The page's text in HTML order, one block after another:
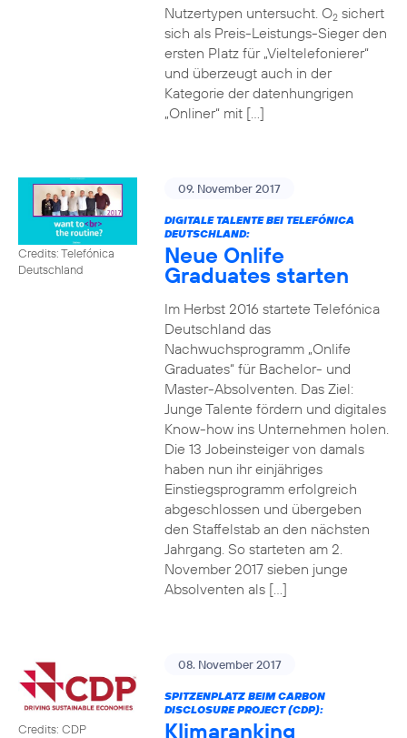
Nutzertypen untersucht. O2sichert
sich als Preis-Leistungs-Sieger den
ersten Platz für „Vieltelefonierer“
und überzeugt auch in der
Kategorie der datenhungrigen
„Onliner“ mit […]
Credits: Telefónica
Deutschland
09. November 2017
DIGITALE TALENTE BEI TELEFÓNICA
DEUTSCHLAND:
Neue Onlife
Graduates starten
Im Herbst 2016 startete Telefónica
Deutschland das
Nachwuchsprogramm „Onlife
Graduates“ für Bachelor- und
Master-Absolventen. Das Ziel:
Junge Talente fördern und digitales
Know-how ins Unternehmen holen.
Die 13 Jobeinsteiger von damals
haben nun ihr einjähriges
Einstiegsprogramm erfolgreich
abgeschlossen und übergeben
den Staffelstab an den nächsten
Jahrgang. So starteten am 2.
November 2017 sieben junge
Absolventen als […]
Credits: CDP
08. November 2017
SPITZENPLATZ BEIM CARBON
DISCLOSURE PROJECT (CDP):
Klimaranking